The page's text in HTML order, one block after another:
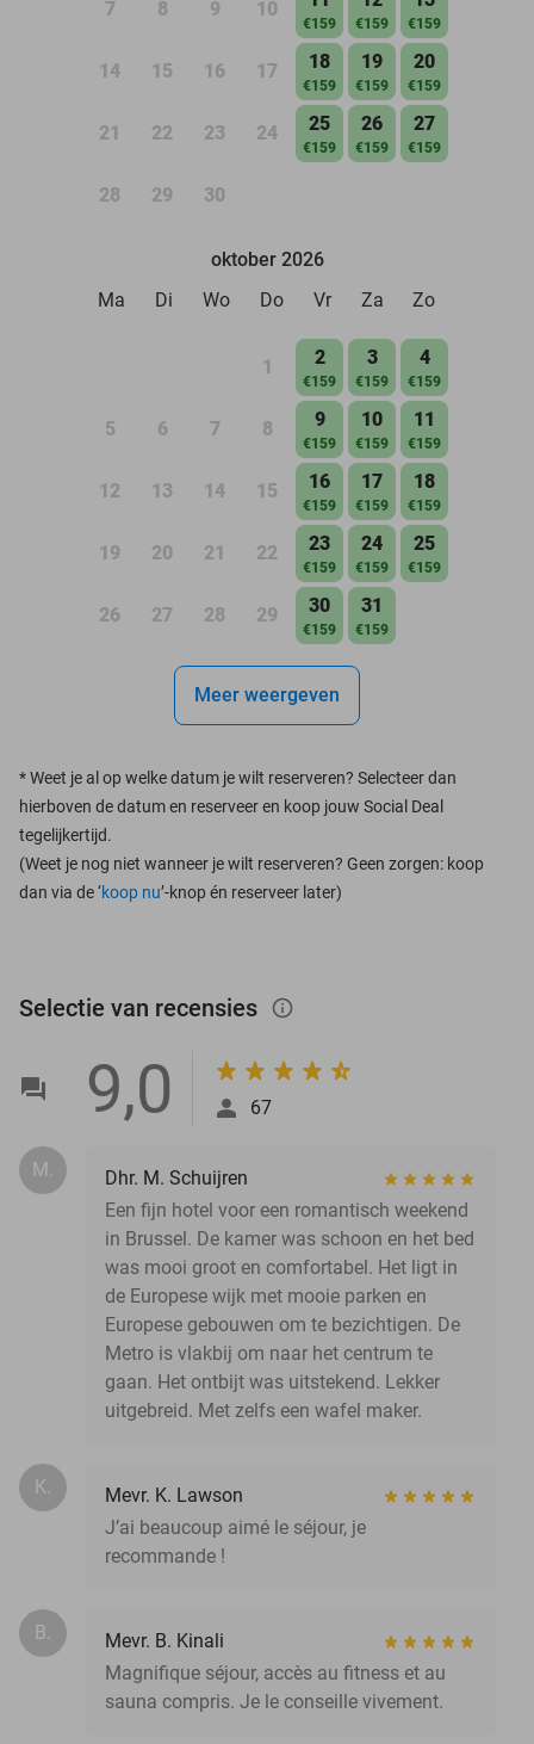
7 8 9 10
€159 €159 €159
14 15 16 17 18
€159
19
€159
20
€159
21 22 23 24 25
€159
26
€159
27
€159
28 29 30
oktober 2026
Ma
Di Wo Do Vr Za Zo
1 2
€159
3
€159
4
€159
5 6 7 8 9
€159
10
€159
11
€159
12 13 14 15 16
€159
17
€159
18
€159
19 20 21 22 23
€159
24
€159
25
€159
26 27 28 29 30
€159
31
€159
Meer weergeven
*Weet je al op welke datum je wilt reserveren? Selecteer dan
hierboven de datum en reserveer en koop jouw Social Deal
tegelijkertijd.
(Weet je nog niet wanneer je wilt reserveren? Geen zorgen: koop
dan via de ‘koop nu’-knop én reserveer later)
Selectie van recensies info_outlined
9,0 67
M.
Dhr. M. Schuijren
Een fijn hotel voor een romantisch weekend
in Brussel. De kamer was schoon en het bed
was mooi groot en comfortabel. Het ligt in
de Europese wijk met mooie parken en
Europese gebouwen om te bezichtigen. De
Metro is vlakbij om naar het centrum te
gaan. Het ontbijt was uitstekend. Lekker
uitgebreid. Met zelfs een wafel maker.
K.
Mevr. K. Lawson
J’ai beaucoup aimé le séjour, je
recommande !
B.
Mevr. B. Kinali
Magnifique séjour, accès au fitness et au
sauna compris. Je le conseille vivement.